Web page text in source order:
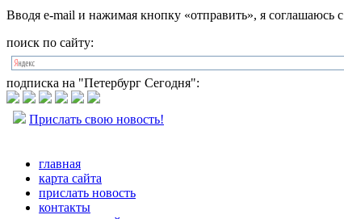
Вводя e-mail и нажимая кнопку «отправить», я соглашаюсь с
поиск по сайту:
подписка на "Петербург Сегодня":
Прислать свою новость!
главная
карта сайта
прислать новость
контакты